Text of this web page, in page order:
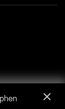
DE86 3702×